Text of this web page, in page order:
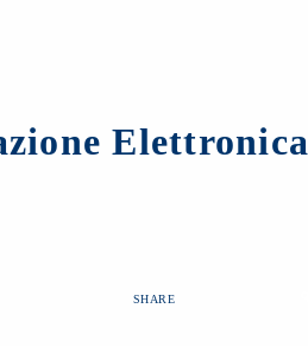
Elettronica
SHARE